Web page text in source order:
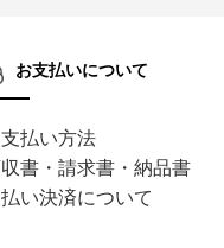
お支払いについて
払い方法
書・請求書・納品書
い決済について